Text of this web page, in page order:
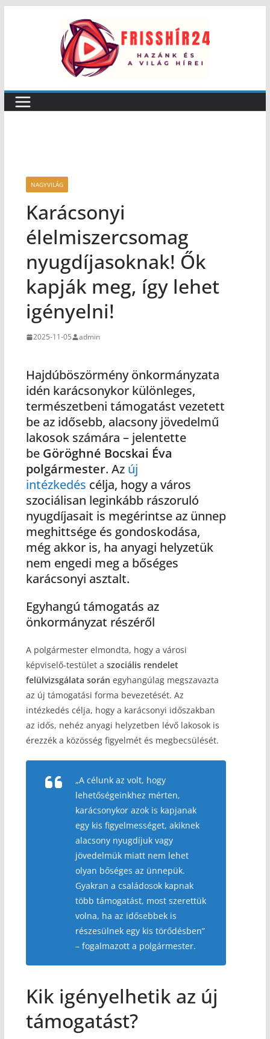
NAGYVILÁG
Karácsonyi
élelmiszercsomag
nyugdíjasoknak! Ők
kapják meg, így lehet
igényelni!
2025-11-05 admin
Hajdúböszörmény önkormányzata
idén karácsonykor különleges,
természetbeni támogatást vezetett
be az idősebb, alacsony jövedelmű
lakosok számára – jelentette
be Göröghné Bocskai Éva
polgármester. Az új
intézkedés célja, hogy a város
szociálisan leginkább rászoruló
nyugdíjasait is megérintse az ünnep
meghittsége és gondoskodása,
még akkor is, ha anyagi helyzetük
nem engedi meg a bőséges
karácsonyi asztalt.
Egyhangú támogatás az
önkormányzat részéről
A polgármester elmondta, hogy a városi
képviselő-testület a szociális rendelet
felülvizsgálata során egyhangúlag megszavazta
az új támogatási forma bevezetését. Az
intézkedés célja, hogy a karácsonyi időszakban
az idős, nehéz anyagi helyzetben lévő lakosok is
érezzék a közösség figyelmét és megbecsülését.
„A célunk az volt, hogy
lehetőségeinkhez mérten,
karácsonykor azok is kapjanak
egy kis figyelmességet, akiknek
alacsony nyugdíjuk vagy
jövedelmük miatt nem lehet
olyan bőséges az ünnepük.
Gyakran a családosok kapnak
több támogatást, most szerettük
volna, ha az idősebbek is
részesülnek egy kis törődésben”
– fogalmazott a polgármester.
Kik igényelhetik az új
támogatást?